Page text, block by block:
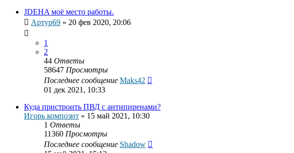
JDEHA моё место работы.
Артур69 » 20 фев 2020, 20:06
1
2
44 Ответы
58647 Просмотры
Последнее сообщение Maks42
01 дек 2021, 10:33
Куда пристроить ПВД с антипиренами?
Игорь композит » 15 май 2021, 10:30
1 Ответы
11360 Просмотры
Последнее сообщение Shadow